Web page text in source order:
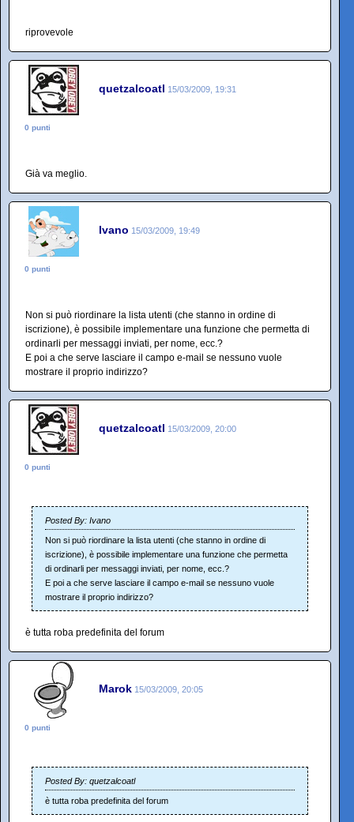
riprovevole
quetzalcoatl 15/03/2009, 19:31
0 punti
Già va meglio.
Ivano 15/03/2009, 19:49
0 punti
Non si può riordinare la lista utenti (che stanno in ordine di
iscrizione), è possibile implementare una funzione che permetta di
ordinarli per messaggi inviati, per nome, ecc.?
E poi a che serve lasciare il campo e-mail se nessuno vuole
mostrare il proprio indirizzo?
quetzalcoatl 15/03/2009, 20:00
0 punti
Posted By: Ivano
Non si può riordinare la lista utenti (che stanno in ordine di
iscrizione), è possibile implementare una funzione che permetta
di ordinarli per messaggi inviati, per nome, ecc.?
E poi a che serve lasciare il campo e-mail se nessuno vuole
mostrare il proprio indirizzo?
è tutta roba predefinita del forum
Marok 15/03/2009, 20:05
0 punti
Posted By: quetzalcoatl
è tutta roba predefinita del forum